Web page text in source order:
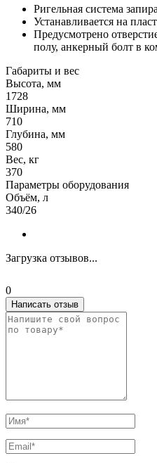
Ригельная система
Устанавливается на
Предусмотрено
полу, анкерный болт в
Габариты и вес
Высота, мм
1728
Ширина, мм
710
Глубина, мм
580
Вес, кг
370
Параметры оборудования
Объём, л
340/26
Загрузка отзывов...
0
Написать отзыв